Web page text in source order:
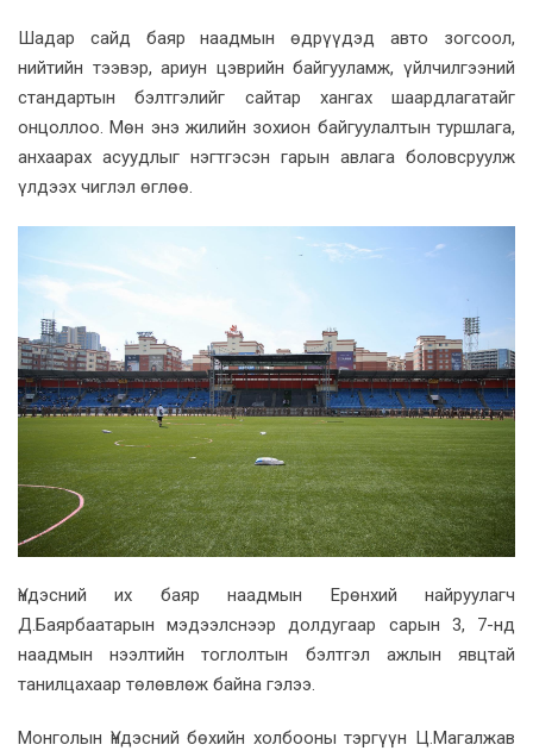
Шадар сайд баяр наадмын өдрүүдэд авто зогсоол,
нийтийн тээвэр, ариун цэврийн байгууламж, үйлчилгээний
стандартын бэлтгэлийг сайтар хангах шаардлагатайг
онцоллоо. Мөн энэ жилийн зохион байгуулалтын туршлага,
анхаарах асуудлыг нэгтгэсэн гарын авлага боловсруулж
үлдээх чиглэл өглөө.
Үндэсний их баяр наадмын Ерөнхий найруулагч
Д.Баярбаатарын мэдээлснээр долдугаар сарын 3, 7-нд
наадмын нээлтийн тоглолтын бэлтгэл ажлын явцтай
танилцахаар төлөвлөж байна гэлээ.
Монголын Үндэсний бөхийн холбооны тэргүүн Ц.Магалжав